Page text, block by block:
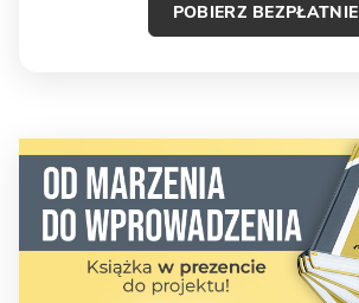
POBIERZ BEZPŁATNIE